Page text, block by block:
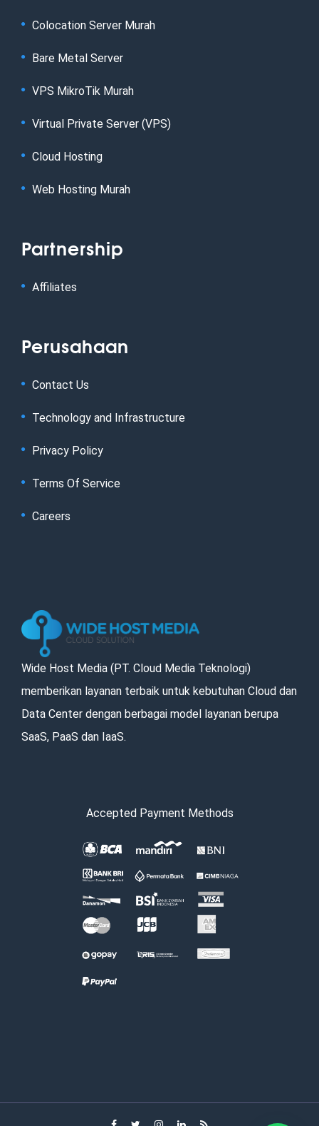
Colocation Server Murah
Bare Metal Server
VPS MikroTik Murah
Virtual Private Server (VPS)
Cloud Hosting
Web Hosting Murah
Partnership
Affiliates
Perusahaan
Contact Us
Technology and Infrastructure
Privacy Policy
Terms Of Service
Careers
Wide Host Media (PT. Cloud Media Teknologi)
memberikan layanan terbaik untuk kebutuhan Cloud dan
Data Center dengan berbagai model layanan berupa
SaaS, PaaS dan IaaS.
Accepted Payment Methods